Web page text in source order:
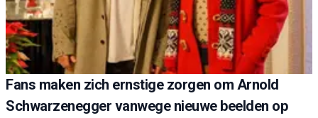
Fans maken zich ernstige zorgen om Arnold
Schwarzenegger vanwege nieuwe beelden op